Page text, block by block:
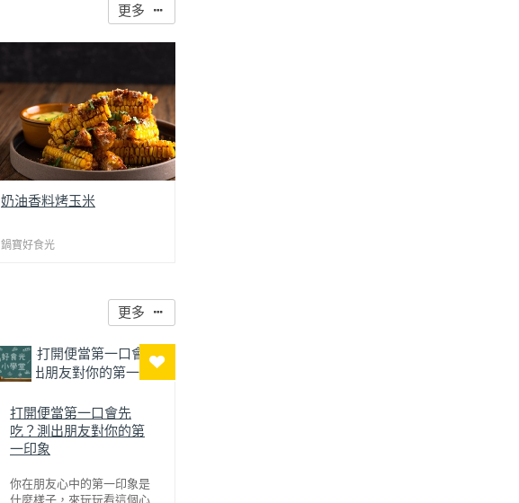
更多
奶油香料烤玉米
鍋寶好食光
爸爸最愛的下酒小菜，用氣炸烤
抹自製的蒜香紅椒奶油，再送進
味，鹹香中帶點奶油味，搭配啤
酒或氣泡飲都超過癮！簡單、快
速、創新的下酒菜「奶油香料烤
爸一定會愛~
更多
打開便當第一口會先
吃？測出朋友對你的第
一印象
你在朋友心中的第一印象是
什麼樣子，來玩玩看這個心